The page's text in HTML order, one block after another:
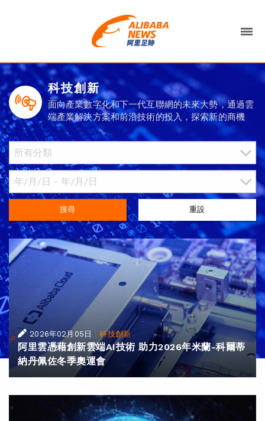
科技創新
面向產業數字化和下一代互聯網的未來大勢，通過雲
端產業解決方案和前沿技術的投入，探索新的商機
搜尋 重設
2026年02月05日 |科技創新
阿里雲憑藉創新雲端AI技術 助力2026年米蘭-科爾蒂
納丹佩佐冬季奧運會